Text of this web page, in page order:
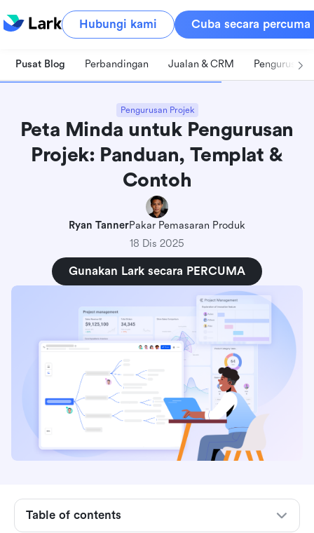
Hubungi kami Cuba secara percuma
Pusat Blog Perbandingan Jualan & CRM Pengurusan
Pengurusan Projek
Peta Minda untuk Pengurusan
Projek: Panduan, Templat &
Contoh
Ryan TannerPakar Pemasaran Produk
18 Dis 2025
Gunakan Lark secara PERCUMA
Table of contents
Penggunaan utama peta minda sepanjang kitar
hayat projek